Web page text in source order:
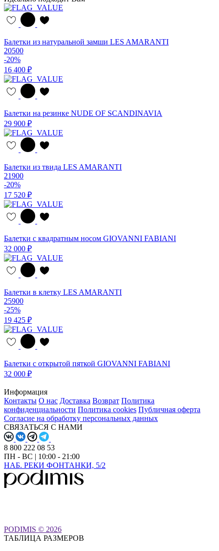
Балетки из натуральной замши LES AMARANTI
20500
-20%
16 400 ₽
Балетки на резинке NUDE OF SCANDINAVIA
29 900 ₽
Балетки из твида LES AMARANTI
21900
-20%
17 520 ₽
Балетки с квадратным носом GIOVANNI FABIANI
32 000 ₽
Балетки в клетку LES AMARANTI
25900
-25%
19 425 ₽
Балетки с открытой пяткой GIOVANNI FABIANI
32 000 ₽
Информация
Контакты О нас Доставка Возврат Политика
конфиденциальности Политика cookies Публичная оферта
Согласие на обработку персональных данных
СВЯЗАТЬСЯ С НАМИ
8 800 222 08 53
ПН - ВС | 10:00 - 21:00
НАБ. РЕКИ ФОНТАНКИ, 5/2
PODIMIS © 2026
ТАБЛИЦА РАЗМЕРОВ